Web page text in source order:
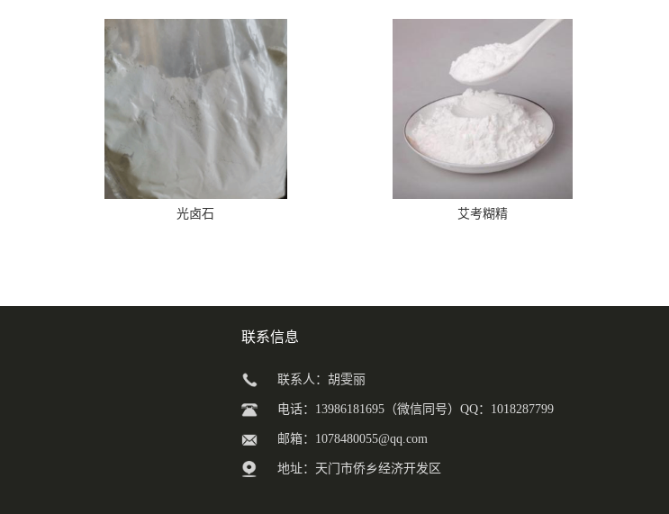
光卤石 艾考糊精
联系信息
联系人：胡雯丽
电话：13986181695（微信同号）QQ：1018287799
邮箱： 1078480055@qq.com
地址：天门市侨乡经济开发区